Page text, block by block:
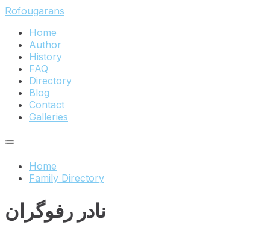
Skip
content
Skip
main
navigation
Skip
footer
Rofougarans
Home
Author
History
FAQ
Directory
Blog
Contact
Galleries
Home
Family Directory
نادر رفوگران